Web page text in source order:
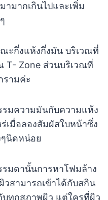
มากเกินไปและเพิ่ม
ะกึ่งแห้งกึ่งมัน บริเวณที่
T- Zone ส่วนบริเวณที่
รามค่ะ
รมความมันกับความแห้ง
เมื่อลองสัมผัสใบหน้าซึ่ง
ๆนิดหน่อย
มดานั้นการหาโฟมล้าง
วสามารถเข้าได้กับสกิน
ทุกสภาพผิว แต่ใครที่ผิว